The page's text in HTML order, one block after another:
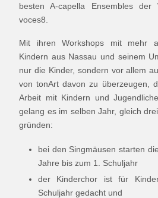
besten A-capella Ensembles
voces8.
Mit ihren Workshops mit mehr
Kindern aus Nassau und seinem
nur die Kinder, sondern vor allem
von tonArt davon zu überzeugen,
Arbeit mit Kindern und
gelang es im selben Jahr, gleich
gründen:
bei den Singmäusen starten
Jahre bis zum 1. Schuljahr
der Kinderchor ist für
Schuljahr gedacht und